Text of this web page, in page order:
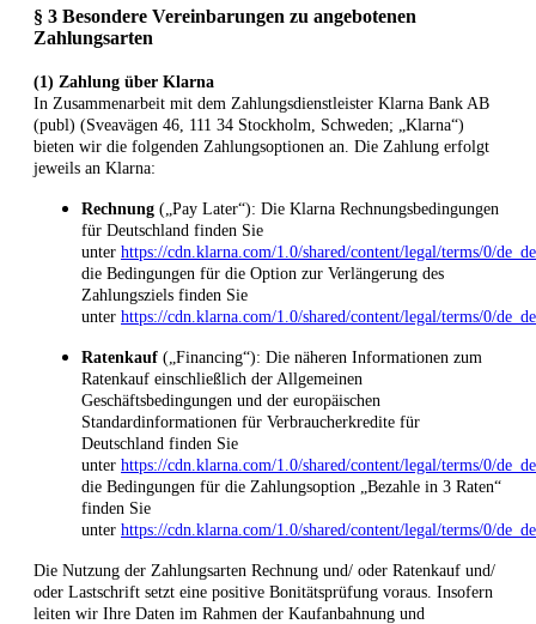
§ 3 Besondere Vereinbarungen zu angebotenen
Zahlungsarten
(1) Zahlung über Klarna
In Zusammenarbeit mit dem Zahlungsdienstleister Klarna Bank AB
(publ) (Sveavägen 46, 111 34 Stockholm, Schweden; „Klarna“)
bieten wir die folgenden Zahlungsoptionen an. Die Zahlung erfolgt
jeweils an Klarna:
Rechnung („Pay Later“): Die Klarna Rechnungsbedingungen
für Deutschland finden Sie
unter https://cdn.klarna.com/1.0/shared/content/legal/terms/0/
die Bedingungen für die Option zur Verlängerung des
Zahlungsziels finden Sie
unter https://cdn.klarna.com/1.0/shared/content/legal/terms/0/
Ratenkauf („Financing“): Die näheren Informationen zum
Ratenkauf einschließlich der Allgemeinen
Geschäftsbedingungen und der europäischen
Standardinformationen für Verbraucherkredite für
Deutschland finden Sie
unter https://cdn.klarna.com/1.0/shared/content/legal/terms/0/
die Bedingungen für die Zahlungsoption „Bezahle in 3 Raten“
finden Sie
unter https://cdn.klarna.com/1.0/shared/content/legal/terms/0/
Die Nutzung der Zahlungsarten Rechnung und/ oder Ratenkauf und/
oder Lastschrift setzt eine positive Bonitätsprüfung voraus. Insofern
leiten wir Ihre Daten im Rahmen der Kaufanbahnung und